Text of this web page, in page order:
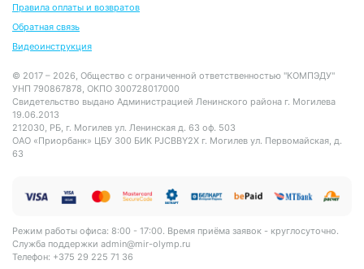
Правила оплаты и возвратов
Обратная связь
Видеоинструкция
© 2017 – 2026, Общество с ограниченной ответственностью "КОМПЭДУ"
УНП 790867878, ОКПО 300728017000
Свидетельство выдано Администрацией Ленинского района г. Могилева
19.06.2013
212030, РБ, г. Могилев ул. Ленинская д. 63 оф. 503
ОАО «Приорбанк» ЦБУ 300 БИК PJCBBY2X г. Могилев ул. Первомайская, д.
63
Режим работы офиса: 8:00 - 17:00. Время приёма заявок - круглосуточно.
Служба поддержки admin@mir-olymp.ru
Телефон: +375 29 225 71 36